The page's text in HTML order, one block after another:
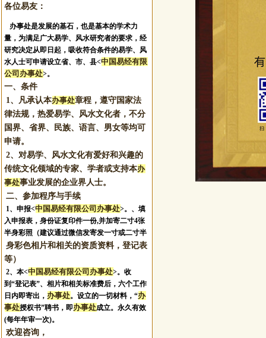
各位易友：
办事处是发展的基石，也是基本的学术力
量，为满足广大易学、风水研究者的要求，经
研究决定从即日起，吸收符合条件的易学、风
水人士可申请设立省、市、县<中国易经有限
公司办事处>。
一、条件
1、凡承认本办事处章程，遵守国家法
律法规，热爱易学、风水文化者，不分
国界、省界、民族、语言、男女等均可
申请。
2、对易学、风水文化有爱好和兴趣的
传统文化领域的专家、学者或支持本办
事处事业发展的企业界人士。
二、参加程序与手续
1、申报<中国易经有限公司办事处>。 、填
入申报表，身份证复印件一份,并加寄二寸4张
半身彩照（建议通过微信发寄发一寸或二寸半
身彩色相片和相关的资质资料，登记表
等）
2、本<中国易经有限公司办事处>。收
到“登记表”、相片和相关标准费后，六个工作
日内即寄出， 办事处。设立的一切材料，“办
事处授权书”聘书，即办事处成立。永久有效
(每年年审一次)。
欢迎咨询，